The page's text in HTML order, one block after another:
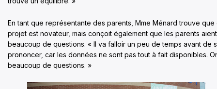
En tant que représentante des parents, Mme Ménard trouve que
projet est novateur, mais conçoit également que les parents aient
beaucoup de questions. « Il va falloir un peu de temps avant de
prononcer, car les données ne sont pas tout à fait disponibles.
beaucoup de questions. »